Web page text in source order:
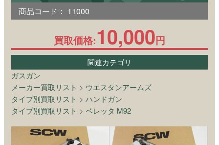
商品コード： 11000
買取価格:10,000円
関連カテゴリ
ガスガン
メーカー買取リスト > ウエスタンアームズ
タイプ別買取リスト > ハンドガン
タイプ別買取リスト > ベレッタ M92